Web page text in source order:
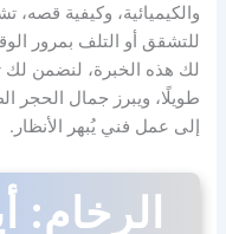
والكيميائية، وكيفية قصه،
للتشقق أو التلف بمرور
لك هذه الخبرة، لنضمن لك
طويلًا، ويبرز جمال الحجر
إلى عمل فني يُبهر الأنظار.
الرخام: